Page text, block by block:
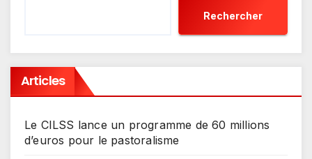
Rechercher
Articles
Le CILSS lance un programme de 60 millions
d’euros pour le pastoralisme